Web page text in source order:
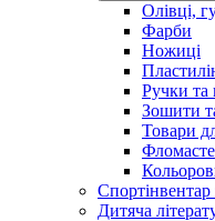
Олівці,
Фарби
Ножиці
Ручки та
Зошити
Товари
Спортінвентар
Дитяча